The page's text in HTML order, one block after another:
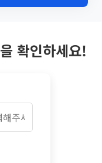
을 확인하세요!